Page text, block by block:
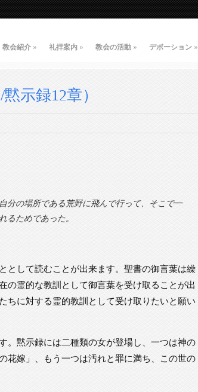
教会紹介 » 礼拝案内 » 教会の活動 » デボーション »
示録12章）
の場所である荒野に飛んで行って、そこで一
るためであった。
として読むことが出来ます。聖書の御言葉は繰
の霊的な教訓として御言葉を受け取ることが出
ちに対する霊的教訓として受け取りたいと願い
。黙示録には二種類の女が登場し、一つは神の
花嫁」、もう一つは汚れと罪に満ち、この世の